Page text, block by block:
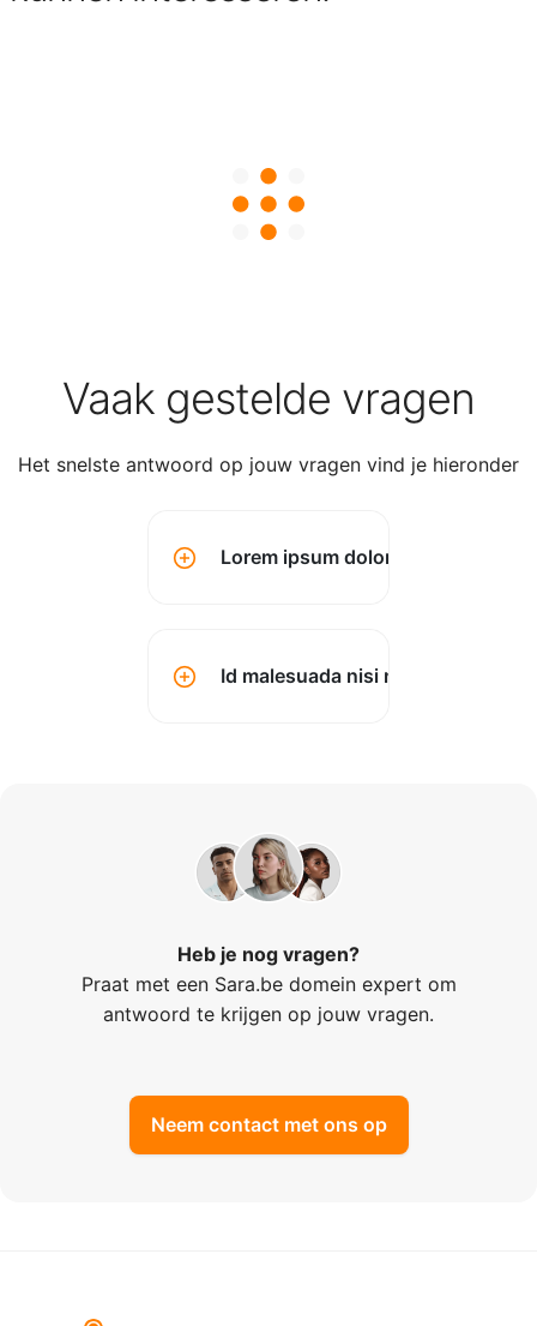
Vaak gestelde vragen
Het snelste antwoord op jouw vragen vind je hieronder
Lorem ipsum dolor sit amet
Id malesuada nisi montes?
Heb je nog vragen?
Praat met een Sara.be domein expert om
antwoord te krijgen op jouw vragen.
Neem contact met ons op